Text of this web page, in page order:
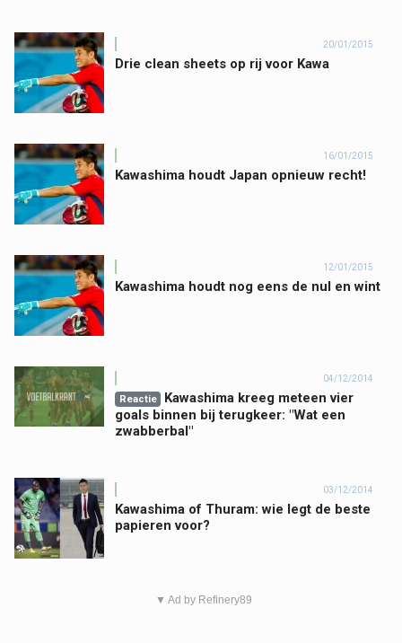
20/01/2015
Drie clean sheets op rij voor Kawa
16/01/2015
Kawashima houdt Japan opnieuw recht!
12/01/2015
Kawashima houdt nog eens de nul en wint
04/12/2014
Reactie
Kawashima kreeg meteen vier
goals binnen bij terugkeer: "Wat een
zwabberbal"
03/12/2014
Kawashima of Thuram: wie legt de beste
papieren voor?
▼ Ad by Refinery89